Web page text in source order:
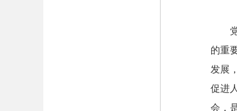
的重
发展
促进
会，